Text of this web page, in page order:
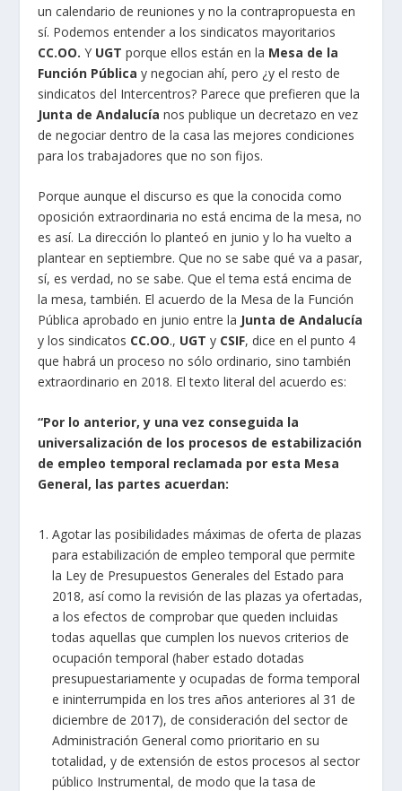
un calendario de reuniones y no la contrapropuesta en
sí. Podemos entender a los sindicatos mayoritarios
CC.OO. Y UGT porque ellos están en la Mesa de la
Función Pública y negocian ahí, pero ¿y el resto de
sindicatos del Intercentros? Parece que prefieren que la
Junta de Andalucía nos publique un decretazo en vez
de negociar dentro de la casa las mejores condiciones
para los trabajadores que no son fijos.
Porque aunque el discurso es que la conocida como
oposición extraordinaria no está encima de la mesa, no
es así. La dirección lo planteó en junio y lo ha vuelto a
plantear en septiembre. Que no se sabe qué va a pasar,
sí, es verdad, no se sabe. Que el tema está encima de
la mesa, también. El acuerdo de la Mesa de la Función
Pública aprobado en junio entre la Junta de Andalucía
y los sindicatos CC.OO., UGT y CSIF, dice en el punto 4
que habrá un proceso no sólo ordinario, sino también
extraordinario en 2018. El texto literal del acuerdo es:
“Por lo anterior, y una vez conseguida la
universalización de los procesos de estabilización
de empleo temporal reclamada por esta Mesa
General, las partes acuerdan:
Agotar las posibilidades máximas de oferta de plazas
para estabilización de empleo temporal que permite
la Ley de Presupuestos Generales del Estado para
2018, así como la revisión de las plazas ya ofertadas,
a los efectos de comprobar que queden incluidas
todas aquellas que cumplen los nuevos criterios de
ocupación temporal (haber estado dotadas
presupuestariamente y ocupadas de forma temporal
e ininterrumpida en los tres años anteriores al 31 de
diciembre de 2017), de consideración del sector de
Administración General como prioritario en su
totalidad, y de extensión de estos procesos al sector
público Instrumental, de modo que la tasa de